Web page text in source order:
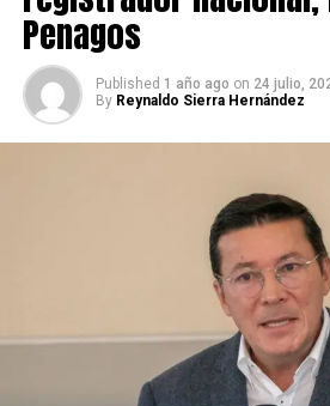
Penagos
Published 1 año ago on 24 julio,
By Reynaldo Sierra Hernández